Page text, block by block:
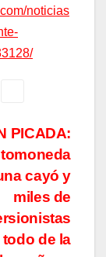
noticias
PICADA:
cayó y
miles de
de la